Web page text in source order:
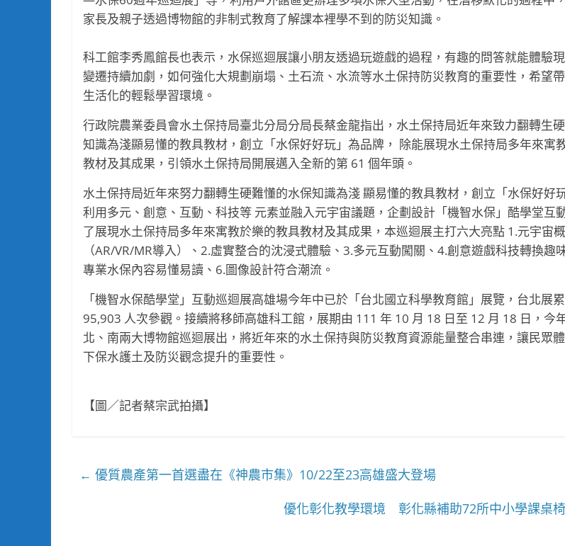
家長及親子透過博物館的非制式教育了解課本裡學不到的防災知識。
科工館李秀鳳館長也表示，水保巡迴展讓小朋友透過玩遊戲的過程，有趣的問答就能體驗
變遷持續加劇，如何強化大規劃崩塌、土石流、水流等水土保持防災教育的重要性，希望
生活化的輕鬆學習環境。
行政院農業委員會水土保持局臺北分局分局長蔡金龍指出，水土保持局近年來致力翻轉生
知識為淺顯易懂的教具教材，創立「水保好好玩」為品牌， 除能展現水土保持局多年來寓
教材及其成果，引領水土保持局開展邁入全新的第 61 個年頭。
水土保持局近年來努力翻轉生硬難懂的水保知識為淺 顯易懂的教具教材，創立「水保好好
利用多元、創意、互動、科技等 元素並融入元宇宙議題，企劃設計「機智水保」酷學堂互
了展現水土保持局多年來寓教於樂的教具教材及其成果，本巡迴展主打六大亮點 1.元宇宙
（AR/VR/MR導入）、2.虛實整合的沈浸式體驗、3.多元互動闖關、4.創意遊戲科技轉換趣
專業水保內容易懂易讀、6.圖像設計符合潮流。
「機智水保酷學堂」互動巡迴展高雄場今年中已於「台北國立科學教育館」展覽，台北展
95,903 人次參觀。接續將移師高雄科工館，展期由 111 年 10 月 18 日至 12 月 18 日，今
北、南兩大博物館巡迴展出，將近年來的水土保持與防災教育資源能量整合串連，讓民眾
下保水護土及防災觀念提升的重要性。
【圖／記者蔡宗武拍攝】
← 優質農產第一首選盡在《神農市集》10/22至23高雄盛大登場
優化彰化教學環境 彰化縣補助72所中小學課桌